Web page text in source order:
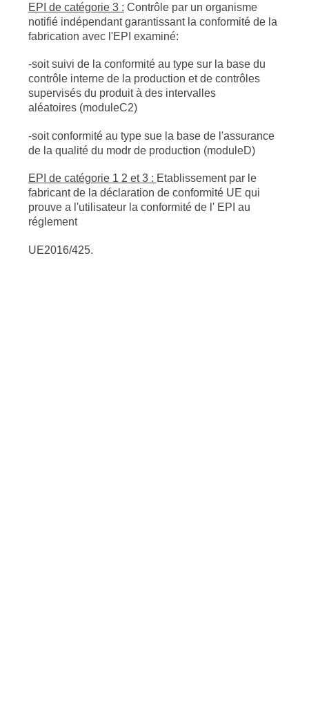
EPI de catégorie 3 : Contrôle par un organisme
notifié indépendant garantissant la conformité de la
fabrication avec l'EPI examiné:
-soit suivi de la conformité au type sur la base du
contrôle interne de la production et de contrôles
supervisés du produit à des intervalles
aléatoires (moduleC2)
-soit conformité au type sue la base de l'assurance
de la qualité du modr de production (moduleD)
EPI de catégorie 1 2 et 3 : Etablissement par le
fabricant de la déclaration de conformité UE qui
prouve a l'utilisateur la conformité de l' EPI au
réglement
UE2016/425.